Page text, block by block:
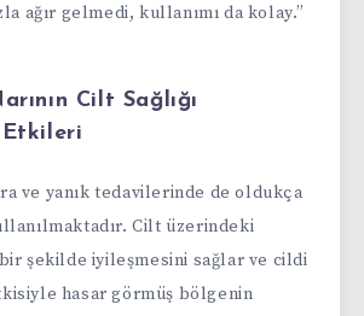
ağır gelmedi, kullanımı da kolay.”
Cilt Sağlığı
ve yanık tedavilerinde de oldukça
Cilt üzerindeki
bir şekilde iyileşmesini sağlar ve cildi
hasar görmüş bölgenin